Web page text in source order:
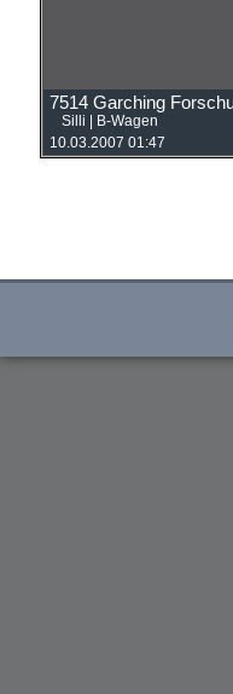
7514 Garching
Silli
B-Wagen
10.03.2007 01:47